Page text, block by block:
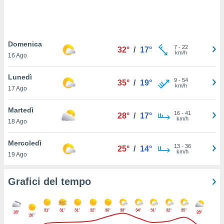
In
ti
per
nel
utilizzati
o
potrai
Domenica
16 Ago
32° / 17° 7- 22
km/h
Lunedì
17 Ago
35° / 19° 9- 54
km/h
Martedì
18 Ago
28° / 17° 16- 41
km/h
Mercoledì
19 Ago
25° / 14° 13- 36
km/h
Grafici del tempo
28°
26°
31° 31° 31° 32° 36° 38° 34° 31° 32° 35° 28°